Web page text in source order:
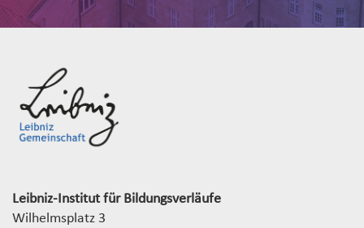
Leibniz-Institut für Bildungsverläufe
Wilhelmsplatz 3